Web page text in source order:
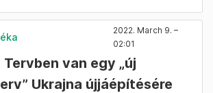
2022. March 9. –
02:01
van egy „új
Ukrajna újjáépítésére